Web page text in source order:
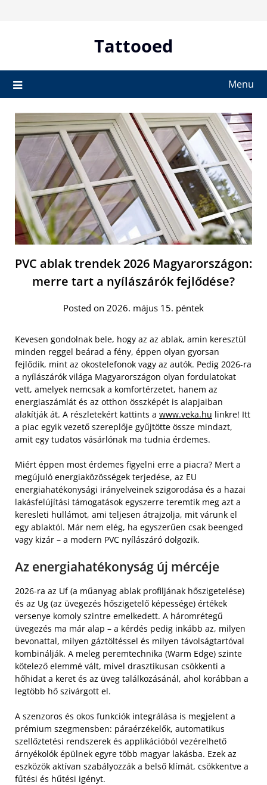
Tattooed
Menu
PVC ablak trendek 2026 Magyarországon:
merre tart a nyílászárók fejlődése?
Posted on 2026. május 15. péntek
Kevesen gondolnak bele, hogy az az ablak, amin keresztül
minden reggel beárad a fény, éppen olyan gyorsan
fejlődik, mint az okostelefonok vagy az autók. Pedig 2026-ra
a nyílászárók világa Magyarországon olyan fordulatokat
vett, amelyek nemcsak a komfortérzetet, hanem az
energiaszámlát és az otthon összképét is alapjaiban
alakítják át. A részletekért kattints a www.veka.hu linkre! Itt
a piac egyik vezető szereplője gyűjtötte össze mindazt,
amit egy tudatos vásárlónak ma tudnia érdemes.
Miért éppen most érdemes figyelni erre a piacra? Mert a
megújuló energiaközösségek terjedése, az EU
energiahatékonysági irányelveinek szigorodása és a hazai
lakásfelújítási támogatások egyszerre teremtik meg azt a
keresleti hullámot, ami teljesen átrajzolja, mit várunk el
egy ablaktól. Már nem elég, ha egyszerűen csak beenged
vagy kizár – a modern PVC nyílászáró dolgozik.
Az energiahatékonyság új mércéje
2026-ra az Uf (a műanyag ablak profiljának hőszigetelése)
és az Ug (az üvegezés hőszigetelő képessége) értékek
versenye komoly szintre emelkedett. A háromrétegű
üvegezés ma már alap – a kérdés pedig inkább az, milyen
bevonattal, milyen gáztöltéssel és milyen távolságtartóval
kombinálják. A meleg peremtechnika (Warm Edge) szinte
kötelező elemmé vált, mivel drasztikusan csökkenti a
hőhidat a keret és az üveg találkozásánál, ahol korábban a
legtöbb hő szivárgott el.
A szenzoros és okos funkciók integrálása is megjelent a
prémium szegmensben: páraérzékelők, automatikus
szellőztetési rendszerek és applikációból vezérelhető
árnyékolók épülnek egyre több magyar lakásba. Ezek az
eszközök aktívan szabályozzák a belső klímát, csökkentve a
fűtési és hűtési igényt.